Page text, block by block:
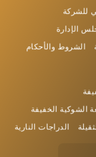
للشركة
الإدارة
الشروط والأحكام
الشوكية الخفيفة
الدراجات النارية